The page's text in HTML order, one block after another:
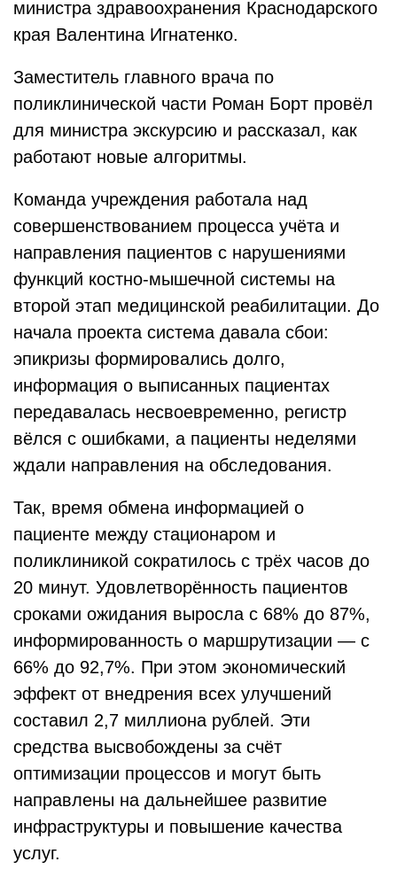
министра здравоохранения Краснодарского
края Валентина Игнатенко.
Заместитель главного врача по
поликлинической части Роман Борт провёл
для министра экскурсию и рассказал, как
работают новые алгоритмы.
Команда учреждения работала над
совершенствованием процесса учёта и
направления пациентов с нарушениями
функций костно-мышечной системы на
второй этап медицинской реабилитации. До
начала проекта система давала сбои:
эпикризы формировались долго,
информация о выписанных пациентах
передавалась несвоевременно, регистр
вёлся с ошибками, а пациенты неделями
ждали направления на обследования.
Так, время обмена информацией о
пациенте между стационаром и
поликлиникой сократилось с трёх часов до
20 минут. Удовлетворённость пациентов
сроками ожидания выросла с 68% до 87%,
информированность о маршрутизации — с
66% до 92,7%. При этом экономический
эффект от внедрения всех улучшений
составил 2,7 миллиона рублей. Эти
средства высвобождены за счёт
оптимизации процессов и могут быть
направлены на дальнейшее развитие
инфраструктуры и повышение качества
услуг.